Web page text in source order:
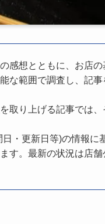
感想とともに、お店
な範囲で調査し、記事
取り上げる記事では
・更新日等)の情報
す。最新の状況は店